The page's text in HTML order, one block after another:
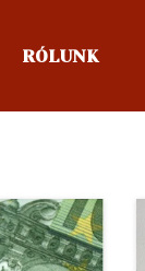
RÓLUNK